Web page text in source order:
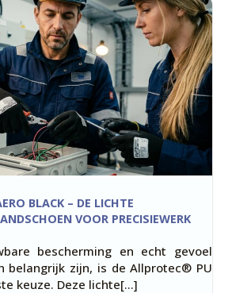
BLACK – DE LICHTE
VOOR PRECISIEWERK
bescherming en echt gevoel
belangrijk zijn, is de Allprotec® PU
keuze. Deze lichte[…]